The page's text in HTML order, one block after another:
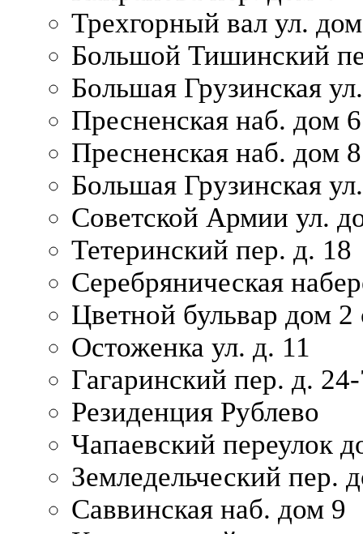
Трехгорный вал ул.
Большой Тишинский
Большая Грузинская
Пресненская наб. дом
Пресненская наб. дом 8
Большая Грузинская
Советской Армии ул.
Тетеринский пер. д. 18
Серебряническая
Цветной бульвар дом 2
Остоженка ул. д. 11
Гагаринский пер. д.
Резиденция Рублево
Чапаевский переулок
Земледельческий пер.
Саввинская наб. дом 9